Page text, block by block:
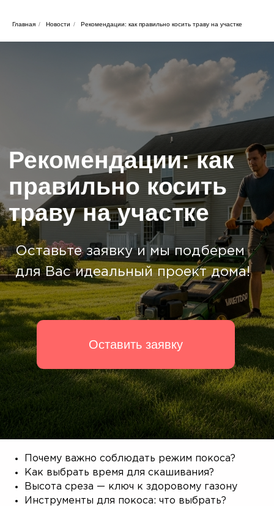
Главная / Новости / Рекомендации: как правильно косить траву на участке
Оставить заявку
Оставьте заявку и мы подберем
для Вас идеальный проект дома!
Рекомендации: как
правильно косить
траву на участке
Почему важно соблюдать режим покоса?
Как выбрать время для скашивания?
Высота среза — ключ к здоровому газону
Инструменты для покоса: что выбрать?